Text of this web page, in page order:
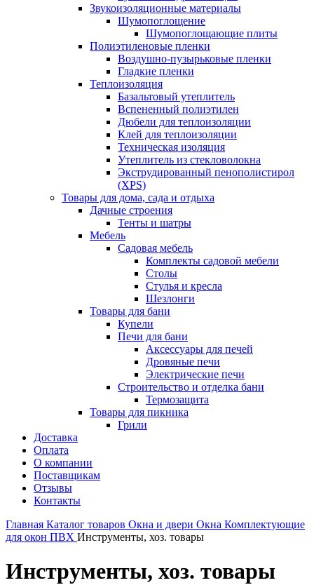
Звукоизоляционные материалы
Шумопоглощение
Шумопоглощающие плиты
Полиэтиленовые пленки
Воздушно-пузырьковые пленки
Гладкие пленки
Теплоизоляция
Базальтовый утеплитель
Вспененный полиэтилен
Дюбели для теплоизоляции
Клей для теплоизоляции
Техническая изоляция
Утеплитель из стекловолокна
Экструдированный пенополистирол
(XPS)
Товары для дома, сада и отдыха
Дачные строения
Тенты и шатры
Мебель
Садовая мебель
Комплекты садовой мебели
Столы
Стулья и кресла
Шезлонги
Товары для бани
Купели
Печи для бани
Аксессуары для печей
Дровяные печи
Электрические печи
Строительство и отделка бани
Термозащита
Товары для пикника
Грили
Доставка
Оплата
О компании
Поставщикам
Отзывы
Контакты
Главная Каталог товаров Окна и двери Окна Комплектующие
для окон ПВХ Инструменты, хоз. товары
Инструменты, хоз. товары